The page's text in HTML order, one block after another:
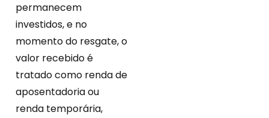
permanecem
investidos, e no
momento do resgate, o
valor recebido é
tratado como renda de
aposentadoria ou
renda temporária,